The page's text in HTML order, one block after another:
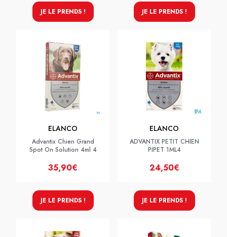
JE LE PRENDS ! JE LE PRENDS !
ELANCO
Advantix Chien Grand
Spot On Solution 4ml 4
35,90€
JE LE PRENDS !
ELANCO
ADVANTIX PETIT CHIEN
PIPET 1ML4
24,50€
JE LE PRENDS !